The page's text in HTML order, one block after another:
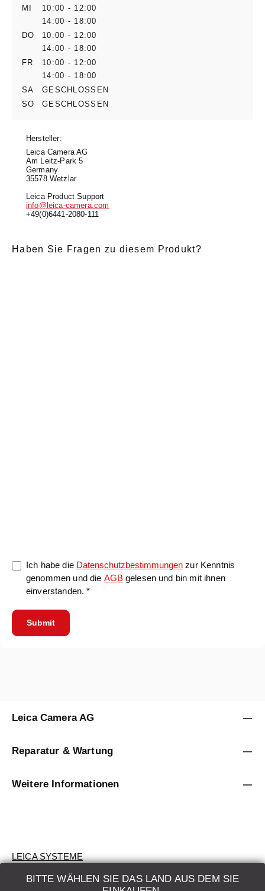
MI
10:00 - 12:00
14:00 - 18:00
DO
10:00 - 12:00
14:00 - 18:00
FR
10:00 - 12:00
14:00 - 18:00
SA
GESCHLOSSEN
SO
GESCHLOSSEN
Hersteller:
Leica Camera AG
Am Leitz-Park 5
Germany
35578 Wetzlar
Leica Product Support
info@leica-camera.com
+49(0)6441-2080-111
Haben Sie Fragen zu diesem Produkt?
Ich habe die Datenschutzbestimmungen zur Kenntnis
genommen und die AGBgelesen und bin mit ihnen
einverstanden. *
Submit
BITTE WÄHLEN SIE DAS LAND AUS DEM SIE
Leica Camera AG
Reparatur & Wartung
Weitere Informationen
LEICA SYSTEME
BEWERTUNG